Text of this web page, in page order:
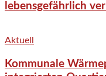
lebensgefährlich
Aktuell
Kommunale